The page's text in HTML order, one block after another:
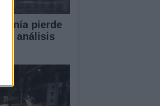
pierde
análisis